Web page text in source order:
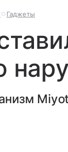
Гаджеты